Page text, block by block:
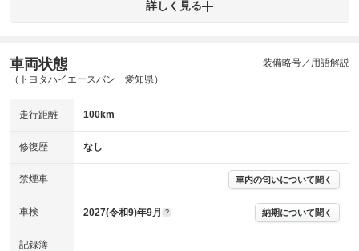
ミッション
ステアリング
ABS その他
※グー故障診断は保証サービスではございません。購入時は必ず現車をご
※実際にお渡しする故障診断書につきましては、形式および表示項目が異
※グー故障診断書はあくまでも実施時点での診断結果となります。将来に
わたり車両状態を担保するものではありませんので、車両情報等の詳細は
詳しく見る
車両状態
（トヨタハイエースバン 愛知県）
装備略号／用語解説
走行距離 100km
修復歴 なし
禁煙車 - 車内の匂いについて聞く
車検 2027(令和9)年9月 ? 納期について聞く
記録簿 -